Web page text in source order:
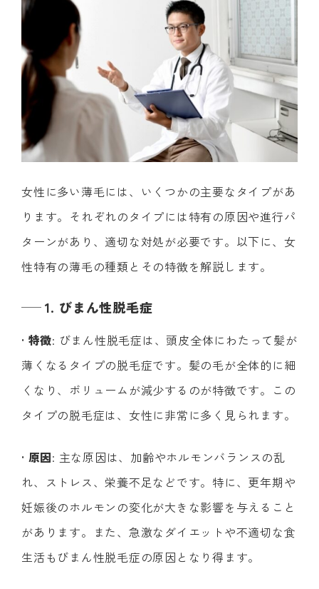
女性に多い薄毛には、いくつかの主要なタイプがあ
ります。それぞれのタイプには特有の原因や進行パ
ターンがあり、適切な対処が必要です。以下に、女
性特有の薄毛の種類とその特徴を解説します。
1. びまん性脱毛症
• 特徴: びまん性脱毛症は、頭皮全体にわたって髪が
薄くなるタイプの脱毛症です。髪の毛が全体的に細
くなり、ボリュームが減少するのが特徴です。この
タイプの脱毛症は、女性に非常に多く見られます。
• 原因: 主な原因は、加齢やホルモンバランスの乱
れ、ストレス、栄養不足などです。特に、更年期や
妊娠後のホルモンの変化が大きな影響を与えること
があります。また、急激なダイエットや不適切な食
生活もびまん性脱毛症の原因となり得ます。